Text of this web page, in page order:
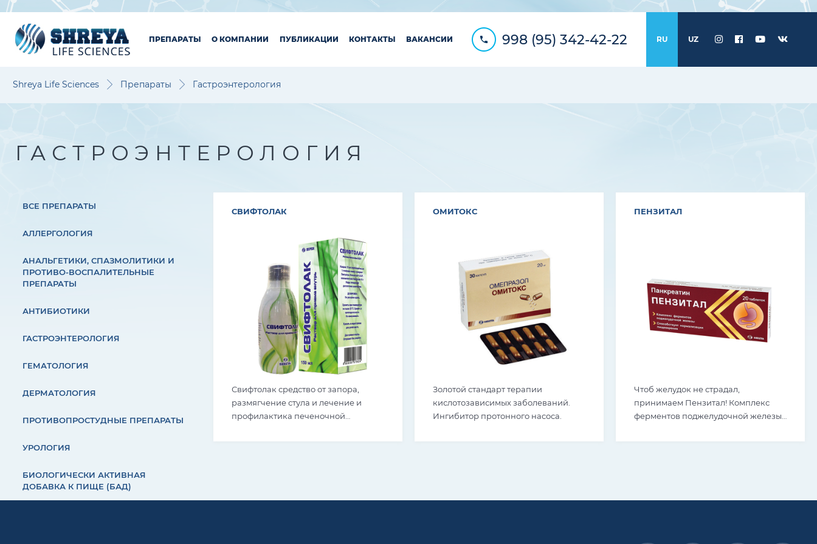
ПРЕПАРАТЫ О КОМПАНИИ ПУБЛИКАЦИИ КОНТАКТЫ ВАКАНСИИ 998 (95) 342-42-22 RU UZ
Shreya Life Sciences Препараты Гастроэнтерология
ГАСТРОЭНТЕРОЛОГИЯ
ВСЕ ПРЕПАРАТЫ
АЛЛЕРГОЛОГИЯ
АНАЛЬГЕТИКИ, СПАЗМОЛИТИКИ И
ПРОТИВО-ВОСПАЛИТЕЛЬНЫЕ
ПРЕПАРАТЫ
АНТИБИОТИКИ
ГАСТРОЭНТЕРОЛОГИЯ
ГЕМАТОЛОГИЯ
ДЕРМАТОЛОГИЯ
ПРОТИВОПРОСТУДНЫЕ ПРЕПАРАТЫ
УРОЛОГИЯ
БИОЛОГИЧЕСКИ АКТИВНАЯ
ДОБАВКА К ПИЩЕ (БАД)
СВИФТОЛАК
Свифтолак средство от запора,
размягчение стула и лечение и
профилактика печеночной
ОМИТОКС
Золотой стандарт терапии
кислотозависимых заболеваний.
Ингибитор протонного насоса.
ПЕНЗИТАЛ
Чтоб желудок не страдал,
принимаем Пензитал! Комплекс
ферментов поджелудочной железы,
пищеварения.